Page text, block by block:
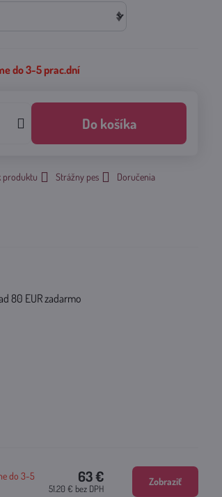
do 3-5 prac.dní
Do košíka
produktu Strážny pes Doručenia
80 EUR zadarmo
do 3-5
63 €
51.20 € bez DPH
Zobraziť